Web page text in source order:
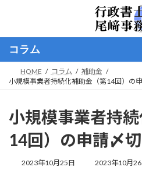
ン
へ
ー
ョ
コラム
HOME コラム
補助金
小規模事業者持続化補助金（第14回）の
小規模事業者持
14回）の申請〆
2023年10月25日
最
2023年10月